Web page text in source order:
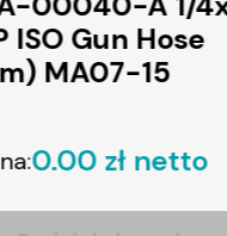
Wąż 15m w/c
ogrzewany 3/8 x
Cena:0.00 zł netto